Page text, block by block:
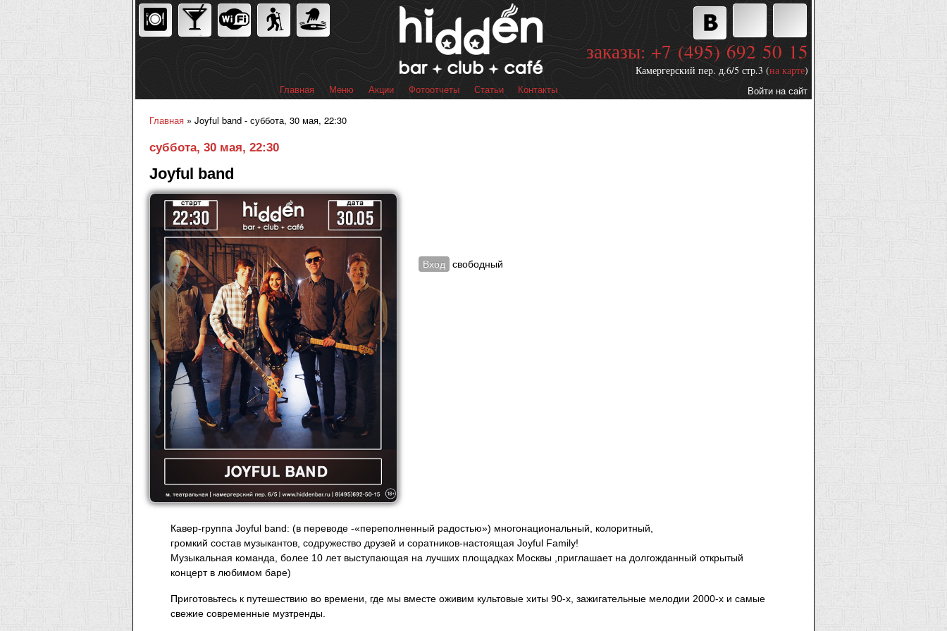
Перейти к
основному
содержанию
Главное меню
Главная Меню Акции Фотоотчеты Статьи Контакты
заказы: +7 (495) 692 50 15
Камергерский пер. д.6/5 стр.3 (на карте)
Дополнительные
Войти на сайт
Главная » Joyful band - суббота, 30 мая, 22:30
суббота, 30 мая, 22:30
Joyful band
Вход свободный
Кавер-группа Joyful band: (в переводе -«переполненный радостью») многонациональный, колоритный,
громкий состав музыкантов, содружество друзей и соратников-настоящая Joyful Family!
Музыкальная команда, более 10 лет выступающая на лучших площадках Москвы ,приглашает на долгожданный открытый
концерт в любимом баре)
Приготовьтесь к путешествию во времени, где мы вместе оживим культовые хиты 90-х, зажигательные мелодии 2000-х и самые
свежие современные музтренды.